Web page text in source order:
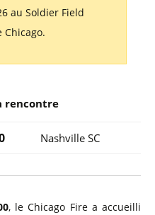
au Soldier Field
Chicago.
rencontre
Nashville SC
, le Chicago Fire a accueilli